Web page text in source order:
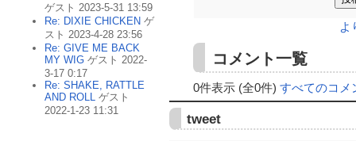
よ
コメント一覧
0件表示 (全0件) すべてのコメ
tweet
ゲスト 2023-5-31 13:59
Re: DIXIE CHICKEN ゲ
スト 2023-4-28 23:56
Re: GIVE ME BACK
MY WIG ゲスト 2022-
3-17 0:17
Re: SHAKE, RATTLE
AND ROLL ゲスト
2022-1-23 11:31